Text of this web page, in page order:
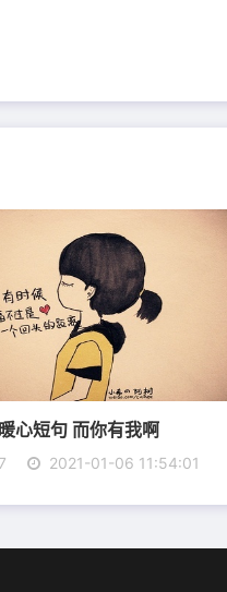
我多情的视线。
荒天地老。
死心眼。
心短句 而你有我啊
2021-01-06 11:54:01